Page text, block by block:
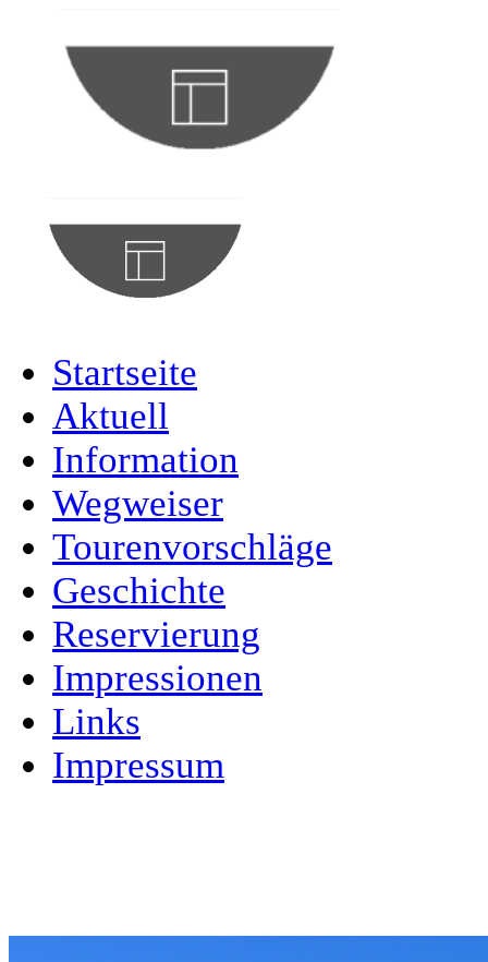
Startseite
Aktuell
Information
Wegweiser
Tourenvorschläge
Geschichte
Reservierung
Impressionen
Links
Impressum